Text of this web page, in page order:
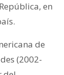
en
de
(2002-